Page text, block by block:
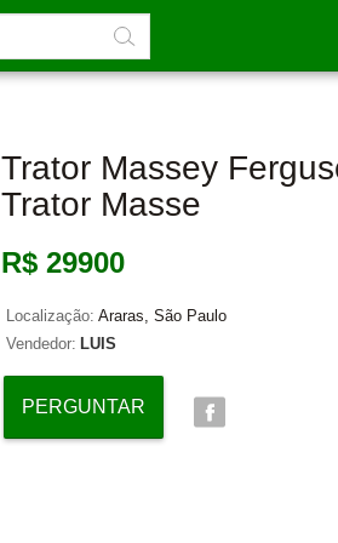
Trator Massey
Trator Masse
R$ 29900
Localização: Araras, São Paulo
Vendedor: LUIS
PERGUNTAR